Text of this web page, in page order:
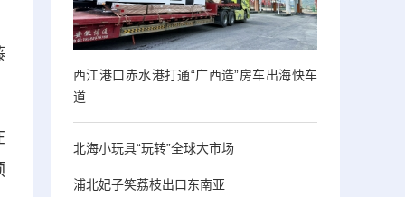
西江港口赤水港打通“广西造”房车出海快车
道
北海小玩具“玩转”全球大市场
浦北妃子笑荔枝出口东南亚